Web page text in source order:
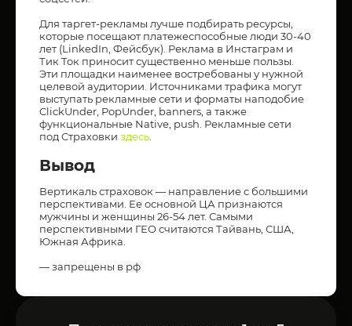
Для таргет-рекламы лучше подбирать ресурсы,
которые посещают платежеспособные люди 30-40
лет (LinkedIn, Фейсбук). Реклама в Инстаграм и
Тик Ток приносит существенно меньше пользы.
Эти площадки наименее востребованы у нужной
целевой аудитории. Источниками трафика могут
выступать рекламные сети и форматы наподобие
ClickUnder, PopUnder, banners, а также
функциональные Native, push. Рекламные сети
под Страховки здесь
Вывод
Вертикаль страховок — направление с большими
перспективами. Ее основной ЦА признаются
мужчины и женщины 26-54 лет. Самыми
перспективными ГЕО считаются Тайвань, США,
Южная Африка.
— запрещены в рф